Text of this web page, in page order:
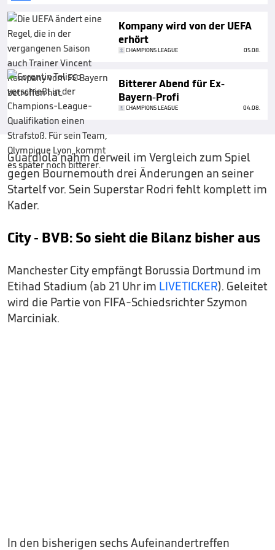
Kompany wird von der UEFA
erhört
CHAMPIONS LEAGUE 05.08.
Bitterer Abend für Ex-
Bayern-Profi
CHAMPIONS LEAGUE 04.08.
Guardiola nahm derweil im Vergleich zum Spiel
gegen Bournemouth drei Änderungen an seiner
Startelf vor. Sein Superstar Rodri fehlt komplett im
Kader.
City - BVB: So sieht die Bilanz bisher aus
Manchester City empfängt Borussia Dortmund im
Etihad Stadium (ab 21 Uhr im LIVETICKER). Geleitet
wird die Partie von FIFA-Schiedsrichter Szymon
Marciniak.
In den bisherigen sechs Aufeinandertreffen